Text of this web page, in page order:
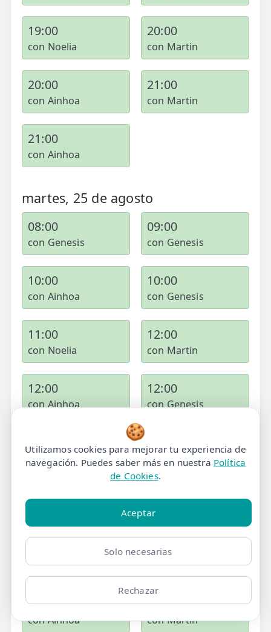
19:00
con Noelia
20:00
con Martin
20:00
con Ainhoa
21:00
con Martin
21:00
con Ainhoa
martes, 25 de agosto
08:00
con Genesis
09:00
con Genesis
10:00
con Ainhoa
10:00
con Genesis
11:00
con Noelia
12:00
con Martin
12:00
con Ainhoa
12:00
con Genesis
12:00
con Noelia
13:00
con Martin
13:00 14:00
con Ainhoa
con Noelia
15:00
con Martin
15:00
con Ainhoa
16:00
con Martin
🍪
Utilizamos cookies para mejorar tu experiencia de
navegación. Puedes saber más en nuestra Política
de Cookies.
Aceptar
Solo necesarias
Rechazar